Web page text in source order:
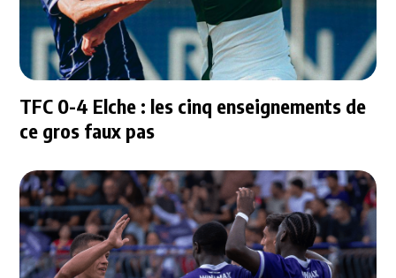
TFC 0-4 Elche : les cinq enseignements de
ce gros faux pas